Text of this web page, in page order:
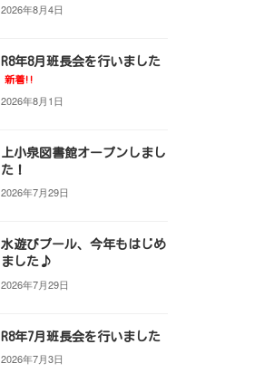
2026年8月4日
R8年8月班長会を行いました
新着!!
2026年8月1日
上小泉図書館オープンしまし
た！
2026年7月29日
水遊びプール、今年もはじめ
ました♪
2026年7月29日
R8年7月班長会を行いました
2026年7月3日